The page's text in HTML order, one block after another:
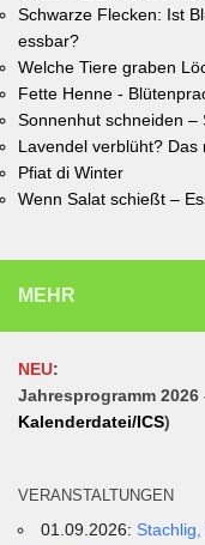
Schwarze Flecken: Ist
essbar?
Welche Tiere graben
Fette Henne -
Sonnenhut schneiden –
Lavendel verblüht? Das
Pfiat di Winter
Wenn Salat schießt –
MEHR
NEU:
Jahresprogramm 2026
Kalenderdatei/ICS)
VERANSTALTUNGEN
01.09.2026: